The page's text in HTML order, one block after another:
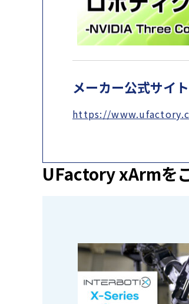
メーカー公式サイト
https://
UFactory xArmを